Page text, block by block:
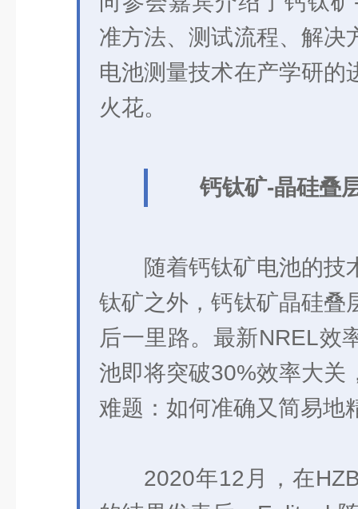
准方法、测试流程、解决
电池测量技术在产学研的
火花。
钙钛矿-晶硅叠
随着钙钛矿电池的技
钛矿之外，钙钛矿晶硅叠
后一里路。最新NREL效
池即将突破30%效率大关
难题：如何准确又简易地
2020年12月，在